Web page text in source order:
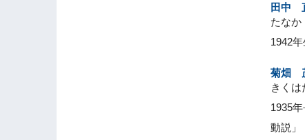
田中
たなか
1942
菊畑
きくは
1935
動説」